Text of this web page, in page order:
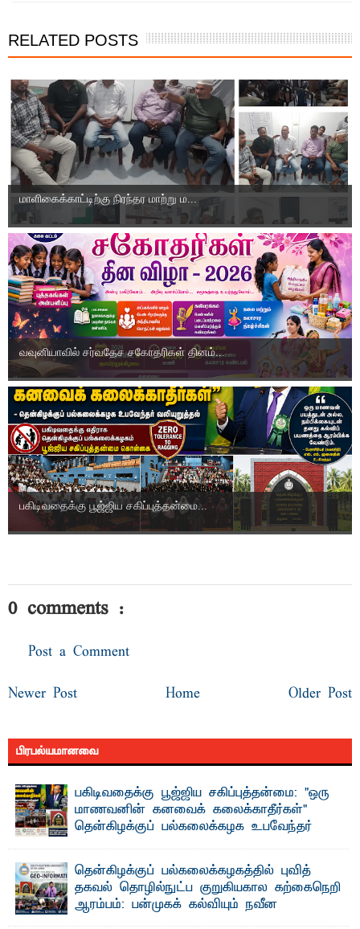
RELATED POSTS
மாளிகைக்காட்டிற்கு நிரந்தர மாற்று ம...
வவுனியாவில் சர்வதேச சகோதரிகள் தினம்...
பகிடிவதைக்கு பூஜ்ஜிய சகிப்புத்தன்மை...
0 comments :
Post a Comment
Newer Post Older Post
Home
பிரபல்யமானவை
பகிடிவதைக்கு பூஜ்ஜிய சகிப்புத்தன்மை: "ஒரு
மாணவனின் கனவைக் கலைக்காதீர்கள்" –
தென்கிழக்குப் பல்கலைக்கழக உபவேந்தர்
"ஒ ரு மாணவனின் அல்லது மாணவியின் கனவு என்னால்
கலைக்கப்படாது" என்ற உறுதியை ஒவ்வொரு மாணவரும் ...
தென்கிழக்குப் பல்கலைக்கழகத்தில் புவித்
தகவல் தொழில்நுட்ப குறுகியகால கற்கைநெறி
ஆரம்பம்: பன்முகக் கல்வியும் நவீன